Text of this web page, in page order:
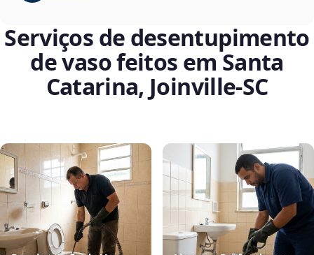
Serviços de desentupimento
de vaso feitos em Santa
Catarina, Joinville‑SC